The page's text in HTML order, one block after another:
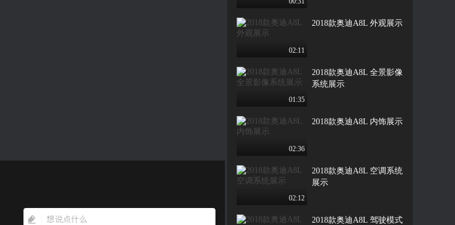
02:11
2018款奥迪A8L 外观展示
01:35
2018款奥迪A8L 全景影像
系统展示
02:36
2018款奥迪A8L 内饰展示
02:12
2018款奥迪A8L 空调系统
展示
2018款奥迪A8L 驾驶模式